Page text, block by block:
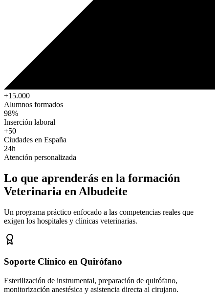
+15.000
Alumnos formados
98%
Inserción laboral
+50
Ciudades en España
24h
Atención personalizada
Lo que aprenderás en la formación
Veterinaria en Albudeite
Un programa práctico enfocado a las competencias reales que
exigen los hospitales y clínicas veterinarias.
Soporte Clínico en Quirófano
Esterilización de instrumental, preparación de quirófano,
monitorización anestésica y asistencia directa al cirujano.